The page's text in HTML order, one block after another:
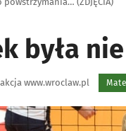
była
www.wroclaw.pl